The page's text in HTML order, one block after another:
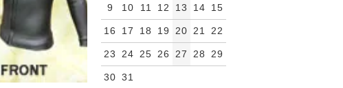
9 10 11 12 13 14 15
16 17 18 19 20 21 22
23 24 25 26 27 28 29
30 31